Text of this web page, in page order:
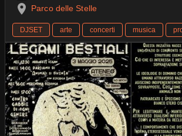
Parco delle Stelle
DJSET arte concerti musica